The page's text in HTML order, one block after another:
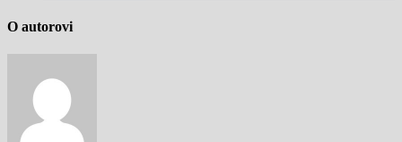
O autorovi